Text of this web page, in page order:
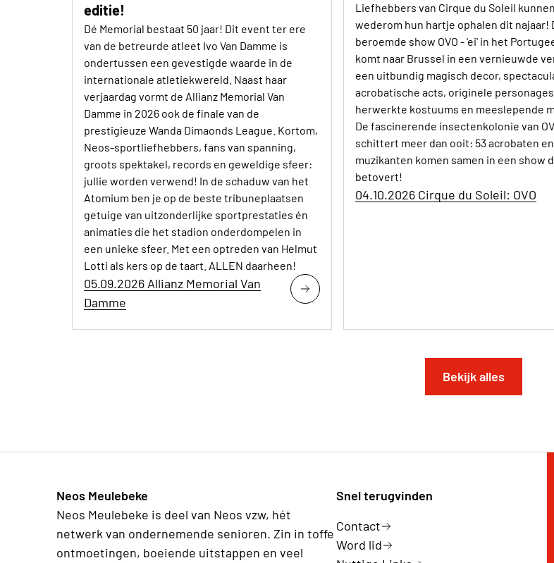
editie!
Dé Memorial bestaat 50 jaar! Dit event ter ere
van de betreurde atleet Ivo Van Damme is
ondertussen een gevestigde waarde in de
internationale atletiekwereld. Naast haar
verjaardag vormt de Allianz Memorial Van
Damme in 2026 ook de finale van de
prestigieuze Wanda Dimaonds League. Kortom,
Neos-sportliefhebbers, fans van spanning,
groots spektakel, records en geweldige sfeer:
jullie worden verwend! In de schaduw van het
Atomium ben je op de beste tribuneplaatsen
getuige van uitzonderlijke sportprestaties én
animaties die het stadion onderdompelen in
een unieke sfeer. Met een optreden van Helmut
Lotti als kers op de taart. ALLEN daarheen!
05.09.2026 Allianz Memorial Van
Damme
Liefhebbers van Cirque du Soleil kunnen
wederom hun hartje ophalen dit najaar!
beroemde show OVO - 'ei' in het
komt naar Brussel in een vernieuwde
een uitbundig magisch decor,
acrobatische acts, originele
herwerkte kostuums en meeslepende
De fascinerende insectenkolonie van
schittert meer dan ooit: 53 acrobaten en
muzikanten komen samen in een show
betovert!
04.10.2026 Cirque du Soleil: OVO
Bekijk alles
Neos Meulebeke
Neos Meulebeke is deel van Neos vzw, hét
netwerk van ondernemende senioren. Zin in toffe
ontmoetingen, boeiende uitstappen en veel
Snel terugvinden
Contact
Word lid